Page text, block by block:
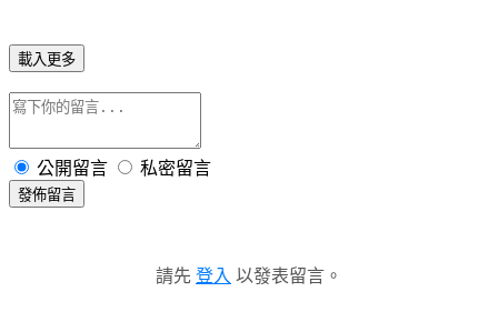
載入更多
公開留言 私密留言
發佈留言
請先 登入 以發表留言。